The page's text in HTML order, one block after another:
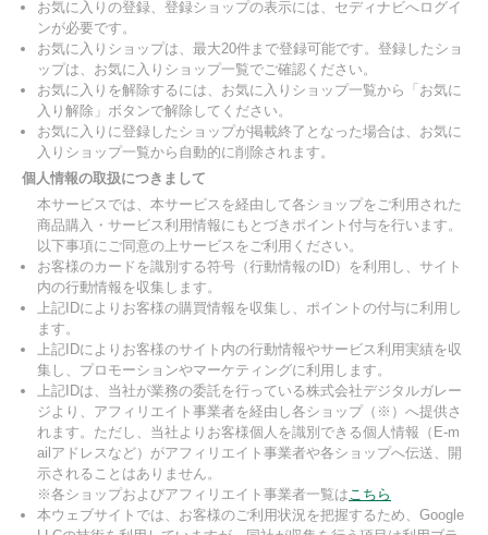
お気に入りの登録、登録ショップの表示には、セディナビへログイ
ンが必要です。
お気に入りショップは、最大20件まで登録可能です。登録したショ
ップは、お気に入りショップ一覧でご確認ください。
お気に入りを解除するには、お気に入りショップ一覧から「お気に
入り解除」ボタンで解除してください。
お気に入りに登録したショップが掲載終了となった場合は、お気に
入りショップ一覧から自動的に削除されます。
個人情報の取扱につきまして
本サービスでは、本サービスを経由して各ショップをご利用された
商品購入・サービス利用情報にもとづきポイント付与を行います。
以下事項にご同意の上サービスをご利用ください。
お客様のカードを識別する符号（行動情報のID）を利用し、サイト
内の行動情報を収集します。
上記IDによりお客様の購買情報を収集し、ポイントの付与に利用し
ます。
上記IDによりお客様のサイト内の行動情報やサービス利用実績を収
集し、プロモーションやマーケティングに利用します。
上記IDは、当社が業務の委託を行っている株式会社デジタルガレー
ジより、アフィリエイト事業者を経由し各ショップ（※）へ提供さ
れます。ただし、当社よりお客様個人を識別できる個人情報（E-m
ailアドレスなど）がアフィリエイト事業者や各ショップへ伝送、開
示されることはありません。
※各ショップおよびアフィリエイト事業者一覧はこちら
本ウェブサイトでは、お客様のご利用状況を把握するため、Google